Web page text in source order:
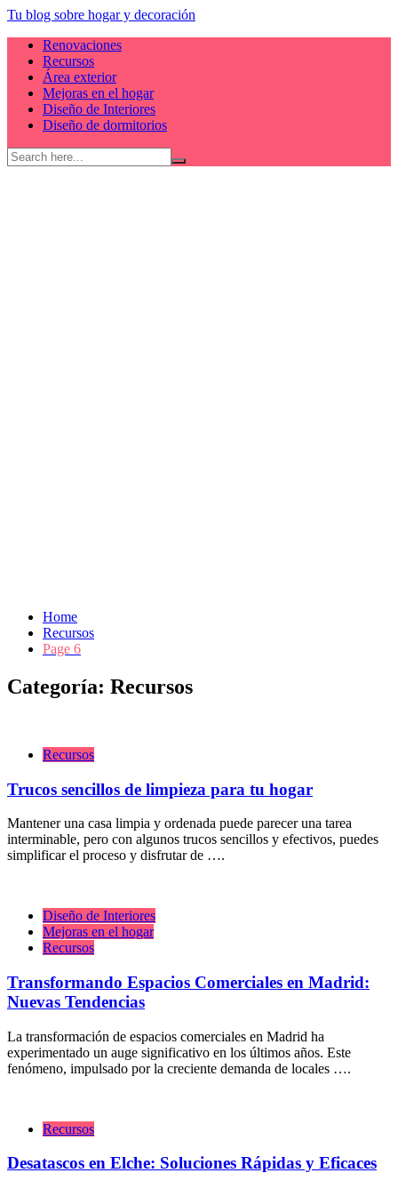
Skip
content
Tu blog sobre hogar y decoración
Renovaciones
Recursos
Área exterior
Mejoras en el hogar
Diseño de Interiores
Diseño de dormitorios
Home
Recursos
Page 6
Categoría: Recursos
Recursos
Trucos sencillos de limpieza para tu hogar
Mantener una casa limpia y ordenada puede parecer una tarea
interminable, pero con algunos trucos sencillos y efectivos, puedes
simplificar el proceso y disfrutar de ….
Diseño de Interiores
Mejoras en el hogar
Recursos
Transformando Espacios Comerciales en Madrid:
Nuevas Tendencias
La transformación de espacios comerciales en Madrid ha
experimentado un auge significativo en los últimos años. Este
fenómeno, impulsado por la creciente demanda de locales ….
Recursos
Desatascos en Elche: Soluciones Rápidas y Eficaces